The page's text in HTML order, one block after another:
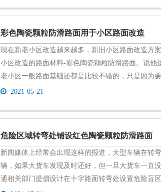
彩色陶瓷颗粒防滑路面用于小区路面改造
现在新老小区改造越来越多，新旧小区路面改造方
小区改造的路面材料-彩色陶瓷颗粒防滑路面。说
老小区一般路面基础还都是比较不错的，只是因为
2021-05-21
危险区域转弯处铺设红色陶瓷颗粒防滑路面
新闻媒体上经常会出现这样的报道，大型车辆在转
辆，如果大货车发现及时还好，但一旦大货车一直
通相关部门提倡设计在十字路面转弯处设置危险盲